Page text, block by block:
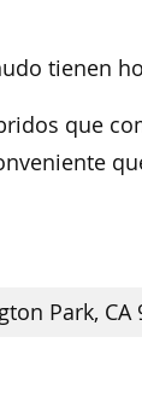
tienen
que
Park, CA